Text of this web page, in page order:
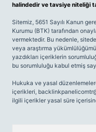
halindedir ve tavsiye niteliği
Sitemiz, 5651 Sayılı Kanun
Kurumu (BTK) tarafından
vermektedir. Bu nedenle,
veya araştırma
yazdıkları içeriklerin
bu sorumluluğu kabul etmiş
Hukuka ve yasal
içerikleri,
ilgili içerikler yasal süre